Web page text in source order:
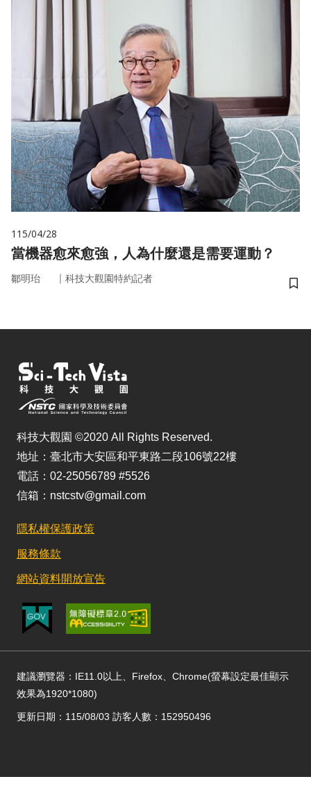
115/04/28
當機器愈來愈強，人為什麼還是需要運動？
鄒明珆 ｜ 科技大觀園特約記者
儲
科技大觀園 ©2020 All Rights Reserved.
地址：臺北市大安區和平東路二段106號22樓
電話：02-25056789 #5526
信箱：nstcstv@gmail.com
隱私權保護政策
服務條款
網站資料開放宣告
建議瀏覽器：IE11.0以上、Firefox、Chrome(螢幕設定最佳顯示
效果為1920*1080)
更新日期：115/08/03 訪客人數：152950496